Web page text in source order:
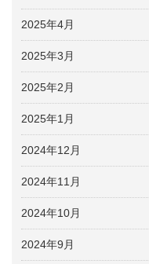
2025年4月
2025年3月
2025年2月
2025年1月
2024年12月
2024年11月
2024年10月
2024年9月